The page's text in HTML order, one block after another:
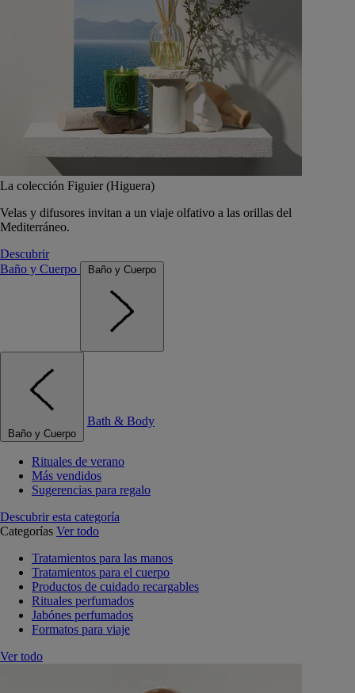
La colección Figuier (Higuera)
Velas y difusores invitan a un viaje olfativo a las orillas del
Mediterráneo.
Descubrir
Baño y Cuerpo
Baño y Cuerpo
Baño y Cuerpo
Bath & Body
Rituales de verano
Más vendidos
Sugerencias para regalo
Descubrir esta categoría
Categorías Ver todo
Tratamientos para las manos
Tratamientos para el cuerpo
Productos de cuidado recargables
Rituales perfumados
Jabónes perfumados
Formatos para viaje
Ver todo